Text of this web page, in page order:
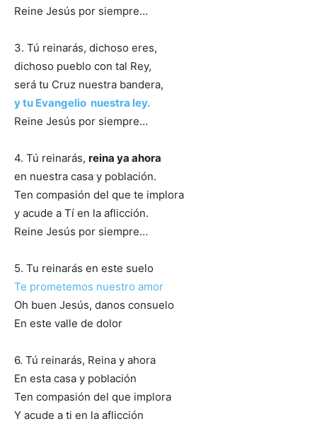
Reine Jesús por siempre…
3. Tú reinarás, dichoso eres,
dichoso pueblo con tal Rey,
será tu Cruz nuestra bandera,
y tu Evangelio nuestra ley.
Reine Jesús por siempre…
4. Tú reinarás, reina ya ahora
en nuestra casa y población.
Ten compasión del que te implora
y acude a Tí en la aflicción.
Reine Jesús por siempre…
5. Tu reinarás en este suelo
Te prometemos nuestro amor
Oh buen Jesús, danos consuelo
En este valle de dolor
6. Tú reinarás, Reina y ahora
En esta casa y población
Ten compasión del que implora
Y acude a ti en la aflicción